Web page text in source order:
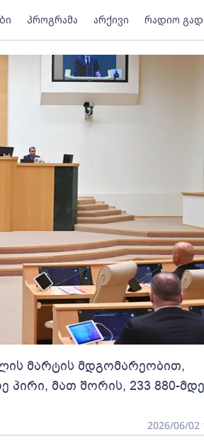
პროგრამა არქივი რადიო
მარტის მდგომარეობით,
პირი, მათ შორის, 233 880-მდე
2026/06/02